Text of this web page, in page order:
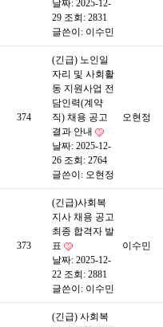
날짜: 2025-12-
29 조회: 2831
글쓴이: 이수민
374
(긴급) 노인일
자리 및 사회활
동 지원사업 전
담인력(계약
직) 채용 공고
결과 안내
날짜: 2025-12-
26 조회: 2764
글쓴이: 오현정
오현정
373
(긴급)사회복
지사 채용 공고
최종 합격자 발
표
날짜: 2025-12-
22 조회: 2881
글쓴이: 이수민
이수민
(긴급) 사회복